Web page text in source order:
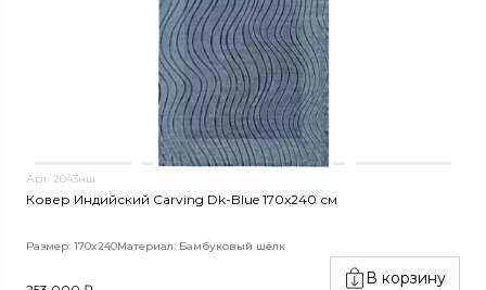
Арт. 2043нш
Ковер Индийский Carving Dk-Blue 170x240 см
Размер: 170x240Материал: Бамбуковый шёлк
В корзину